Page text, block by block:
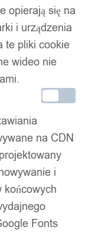
samego dnia.
opierają się na
i urządzenia
te pliki cookie
wideo nie
na CDN
i
końcowych
Fonts